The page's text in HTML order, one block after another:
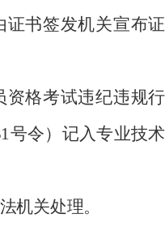
证书签发机关宣布证
资格考试违纪违规行
号令）记入专业技术
机关处理。